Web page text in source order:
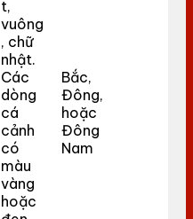
t,
vuông
, chữ
nhật.
Các
dòng
cá
cảnh
có
màu
vàng
hoặc
Bắc,
Đông,
hoặc
Đông
Nam